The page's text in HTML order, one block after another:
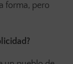
forma, pero